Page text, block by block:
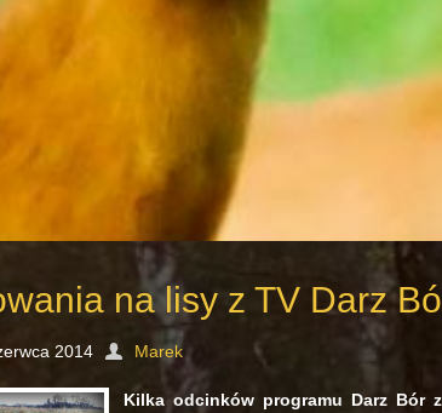
na lisy z TV Darz
2014 Marek
Kilka odcinków programu Darz Bór